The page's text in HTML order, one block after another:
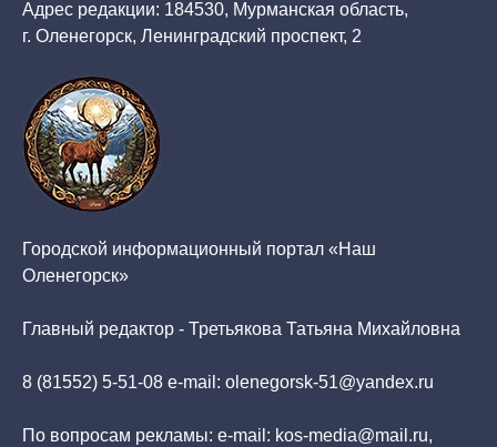
Адрес редакции: 184530, Мурманская область,
г. Оленегорск, Ленинградский проспект, 2
Городской информационный портал «Наш
Оленегорск»
Главный редактор - Третьякова Татьяна Михайловна
8 (81552) 5-51-08 e-mail: olenegorsk-51@yandex.ru
По вопросам рекламы: e-mail: kos-media@mail.ru,